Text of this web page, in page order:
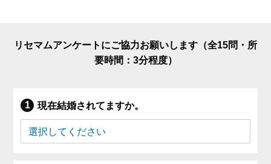
リセマムアンケートにご協力お願いします（全15問・所
要時間：3分程度）
現在結婚されてますか。